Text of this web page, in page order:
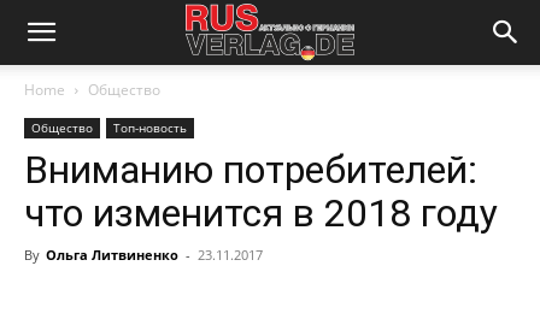
Home Общество
Общество Топ-новость
Вниманию потребителей:
что изменится в 2018 году
By Ольга Литвиненко - 23.11.2017